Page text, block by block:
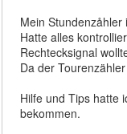
Mein
Hatte alles
Rechtecksignal
Da der
Hilfe und Tips hatte
bekommen.